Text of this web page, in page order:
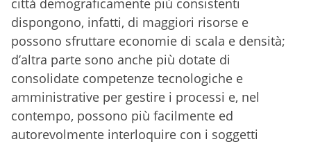
città demograficamente più consistenti
dispongono, infatti, di maggiori risorse e
possono sfruttare economie di scala e densità;
d’altra parte sono anche più dotate di
consolidate competenze tecnologiche e
amministrative per gestire i processi e, nel
contempo, possono più facilmente ed
autorevolmente interloquire con i soggetti